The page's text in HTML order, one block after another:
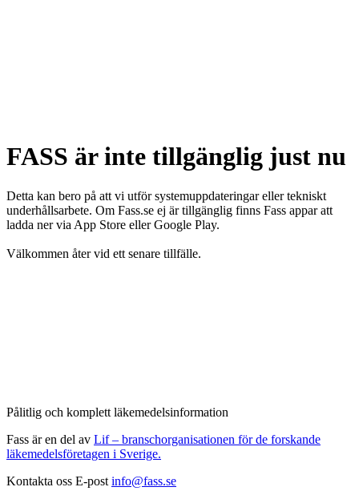
FASS är inte tillgänglig just nu
Detta kan bero på att vi utför systemuppdateringar eller tekniskt
underhållsarbete. Om Fass.se ej är tillgänglig finns Fass appar att
ladda ner via App Store eller Google Play.
Välkommen åter vid ett senare tillfälle.
Pålitlig och komplett läkemedelsinformation
Fass är en del av Lif – branschorganisationen för de forskande
läkemedelsföretagen i Sverige.
Kontakta oss E-post info@fass.se